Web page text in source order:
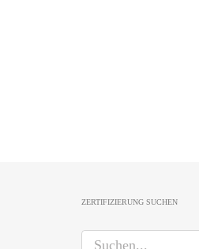
ZERTIFIZIERUNG SUCHEN